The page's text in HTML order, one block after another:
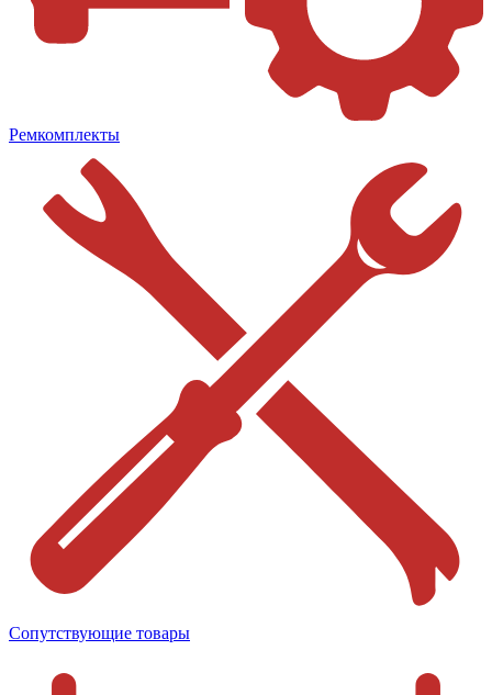
Ремкомплекты
Сопутствующие товары